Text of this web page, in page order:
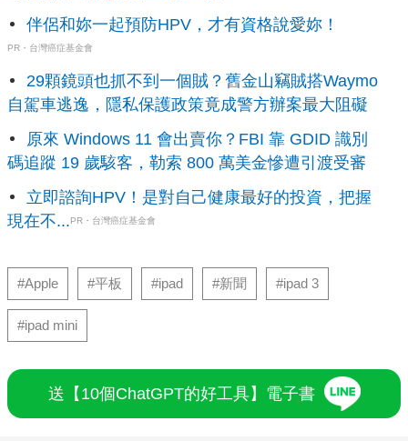
伴侶和妳一起預防HPV，才有資格說愛妳！
PR・台灣癌症基金會
29顆鏡頭也抓不到一個賊？舊金山竊賊搭Waymo
自駕車逃逸，隱私保護政策竟成警方辦案最大阻礙
原來 Windows 11 會出賣你？FBI 靠 GDID 識別
碼追蹤 19 歲駭客，勒索 800 萬美金慘遭引渡受審
立即諮詢HPV！是對自己健康最好的投資，把握
現在不...PR・台灣癌症基金會
#Apple #平板 #ipad #新聞 #ipad 3
#ipad mini
送【10個ChatGPT的好工具】電子書